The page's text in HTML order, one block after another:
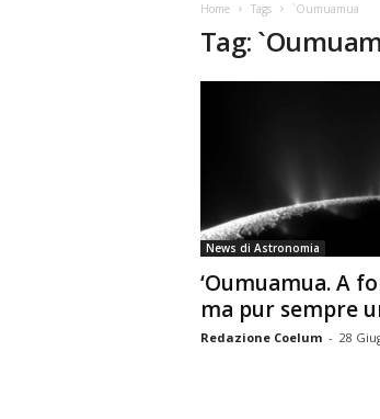
Home Tags `Oumuamua
Tag:
News di Astronomia
‘Oumuamua. A
ma pur sempre
Redazione Coelum - 28